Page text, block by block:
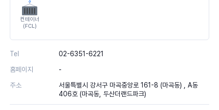
컨테이너
(FCL)
Tel
02-6351-6221
홈페이지
-
주소
서울특별시 강서구 마곡중앙로 161-8 (마곡동) , A동
406호 (마곡동, 두산더랜드파크)